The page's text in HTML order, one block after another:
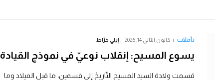
تأملات كانون الثاني 14, 2026 إيلي خرّاط
يسوع المسيح: إنقلاب نوعيّ في نموذج القيادة
قسمت ولادة السيد المسيح التّاريخَ إلى قسمين، ما قبل الميلاد وما